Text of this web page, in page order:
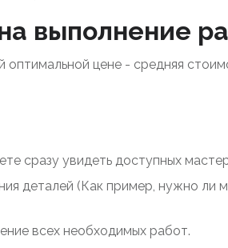
выполнение
оптимальной цене - средняя
сразу увидеть доступных
деталей (Как пример, нужно
всех необходимых работ.